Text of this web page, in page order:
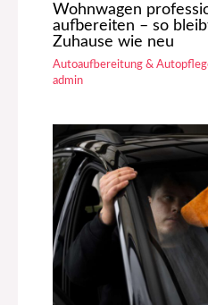
Wohnwagen
aufbereiten – so
Zuhause wie neu
Autoaufbereitung &
admin